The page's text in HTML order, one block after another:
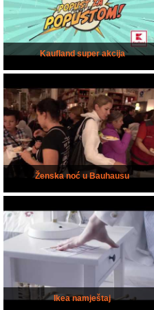
Kaufland super akcija
Ženska noć u Bauhausu
Ikea namještaj